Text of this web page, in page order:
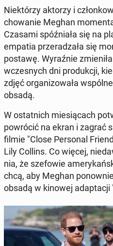
Nie­któ­rzy aktorzy i
cho­wa­nie Meghan
Czasami spóź­nia­ła się na
empatia prze­ra­dza­ła się
postawę. Wy­raź­nie
wcze­snych dni pro­duk­cji,
zdjęć or­ga­ni­zo­wa­ła
obsadą.
W ostat­nich mie­sią­cach
po­wró­cić na ekran i zagrać
filmie "Close Per­so­nal
Lily Collins. Co więcej,
nia, że sze­fo­wie
chcą, aby Meghan
obsadą w kinowej ad­ap­ta­cji